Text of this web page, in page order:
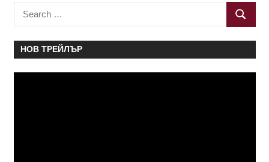
Search
for:
SEARCH
НОВ ТРЕЙЛЪР